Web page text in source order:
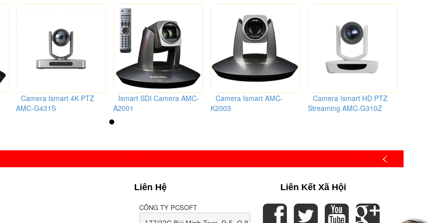
Camera Ismart 4K PTZ
AMC-G431S
Ismart SDI Camera AMC-
A2001
Camera Ismart AMC-
K2003
Camera Ismart HD PTZ
Streaming AMC-G310Z
Liên Hệ
CÔNG TY PCSOFT
Liên Kết Xã Hội